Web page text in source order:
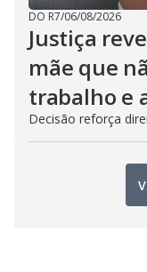
DO R7/06/08/2026
Justiça
mãe que
trabalho e
Decisão reforça